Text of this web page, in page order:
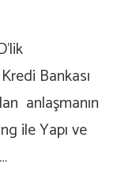
Bankası
anlaşmanın
ile Yapı ve